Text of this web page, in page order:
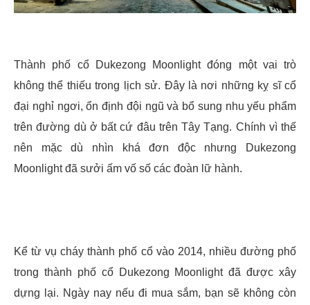
Thành phố cổ Dukezong Moonlight đóng một vai trò
không thể thiếu trong lịch sử. Đây là nơi những kỵ sĩ cổ
đại nghỉ ngơi, ổn định đội ngũ và bổ sung nhu yếu phẩm
trên đường dù ở bất cứ đâu trên Tây Tạng. Chính vì thế
nên mặc dù nhìn khá đơn độc nhưng Dukezong
Moonlight đã sưởi ấm vố số các đoàn lữ hành.
Kể từ vụ cháy thành phố cổ vào 2014, nhiều đường phố
trong thành phố cổ Dukezong Moonlight đã được xây
dựng lại. Ngày nay nếu đi mua sắm, bạn sẽ không còn